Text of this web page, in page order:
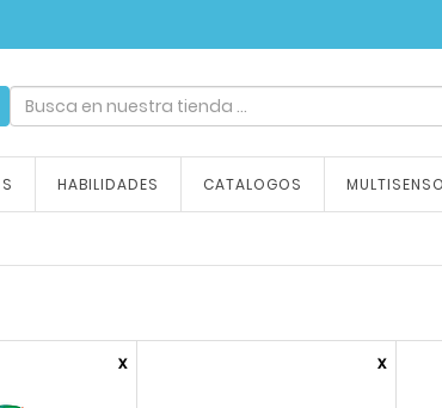
HABILIDADES CATALOGOS
x x